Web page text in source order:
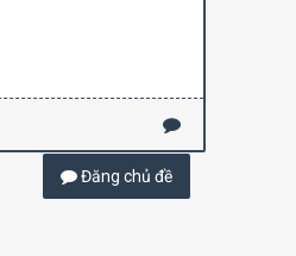
Đăng chủ đề